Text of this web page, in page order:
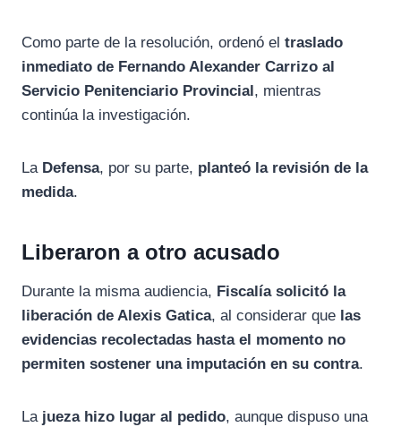
Como parte de la resolución, ordenó el traslado
inmediato de Fernando Alexander Carrizo al
Servicio Penitenciario Provincial, mientras
continúa la investigación.
La Defensa, por su parte, planteó la revisión de la
medida.
Liberaron a otro acusado
Durante la misma audiencia, Fiscalía solicitó la
liberación de Alexis Gatica, al considerar que las
evidencias recolectadas hasta el momento no
permiten sostener una imputación en su contra.
La jueza hizo lugar al pedido, aunque dispuso una